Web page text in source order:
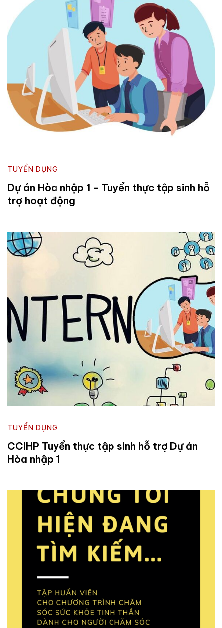
TUYỂN DỤNG
Dự án Hòa nhập 1 - Tuyển thực tập sinh hỗ
trợ hoạt động
TUYỂN DỤNG
CCIHP Tuyển thực tập sinh hỗ trợ Dự án
Hòa nhập 1